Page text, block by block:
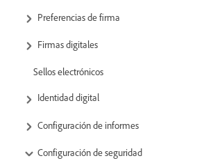
Preferencias de firma
Firmas digitales
Sellos electrónicos
Identidad digital
Configuración de informes
Configuración de seguridad